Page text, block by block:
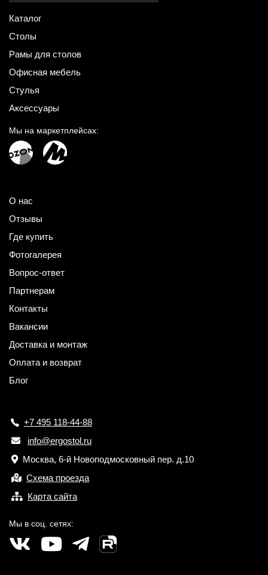
Каталог
Столы
Рамы для столов
Офисная мебель
Стулья
Аксессуары
Мы на маркетплейсах:
О нас
Отзывы
Где купить
Фотогалерея
Вопрос-ответ
Партнерам
Контакты
Вакансии
Доставка и монтаж
Оплата и возврат
Блог
+7 495 118-44-88
info@ergostol.ru
Москва, 6-й Новоподмосковный пер. д.10
Схема проезда
Карта сайта
Мы в соц. сетях: